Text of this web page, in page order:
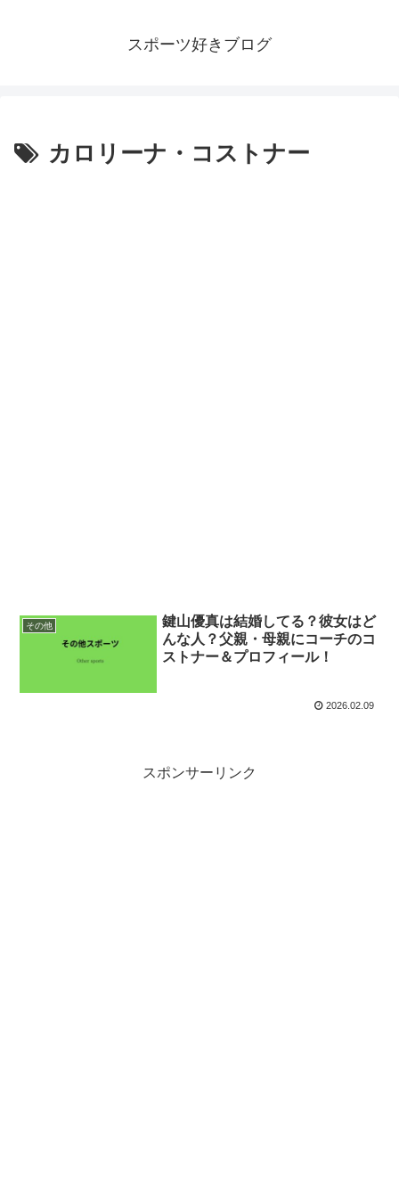
スポーツ好きブログ
カロリーナ・コストナー
その他
鍵山優真は結婚してる？彼女はど
んな人？父親・母親にコーチのコ
ストナー＆プロフィール！
2026.02.09
スポンサーリンク